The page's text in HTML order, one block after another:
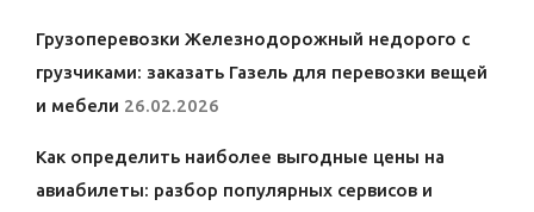
Грузоперевозки Железнодорожный недорого с
грузчиками: заказать Газель для перевозки вещей
и мебели 26.02.2026
Как определить наиболее выгодные цены на
авиабилеты: разбор популярных сервисов и